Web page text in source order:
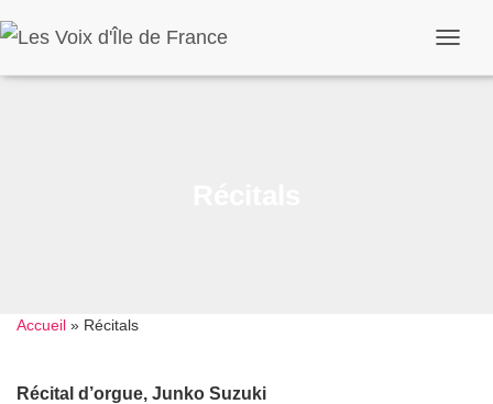
Accueil » Récitals
Récital d’orgue, Junko Suzuki